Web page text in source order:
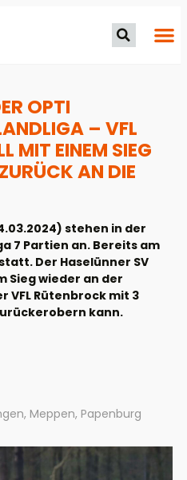
OPTI
– VFL
MIT EINEM SIEG
AN DIE
stehen in der
7 Partien an. Bereits am
Der Haselünner SV
Sieg wieder an der
VFL Rütenbrock mit 3
kann.
, Meppen, Papenburg